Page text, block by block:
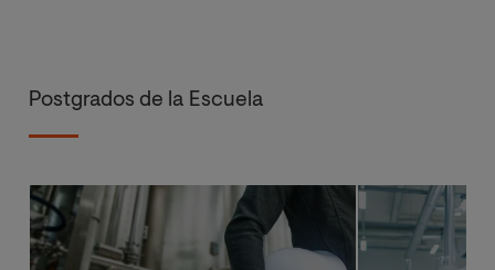
Postgrados de la Escuela